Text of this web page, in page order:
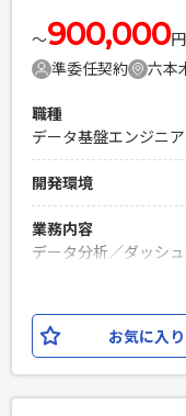
30分程度 ・水曜日
15:00〜16:00 ・毎月
・マーケティング戦
ムリーダーやプロジ
用〜予算の管理まで
トの課題を見つけ解
事を俯瞰し、建設的
（Webサイトの更新
作成経験 ・業務での
PHPを用いた
Laravelを用いた
エンジニア複数人
〜900,000
準委任契約
六本
職種
データ基盤エンジニア
開発環境
業務内容
データ分析／ダッシ
ートのPower BIによ
のPower BIで作成さ
ほかのBUへ最適化・
お気に入り